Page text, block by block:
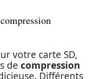
votre carte SD,
de compression
Différents